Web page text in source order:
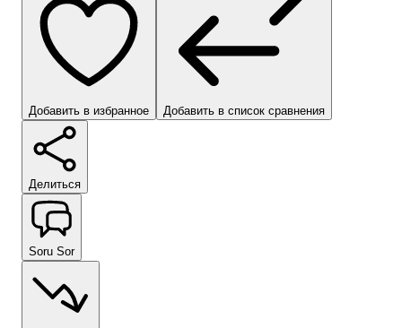
Добавить в избранное Добавить в список сравнения
Делиться
Soru Sor